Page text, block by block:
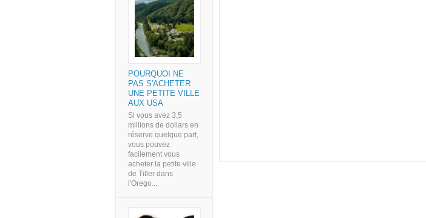
POURQUOI NE
PAS S'ACHETER
UNE PETITE VILLE
AUX USA
Si vous avez 3,5
millions de dollars en
réserve quelque part,
vous pouvez
facilement vous
acheter la petite ville
de Tiller dans
l'Orego...